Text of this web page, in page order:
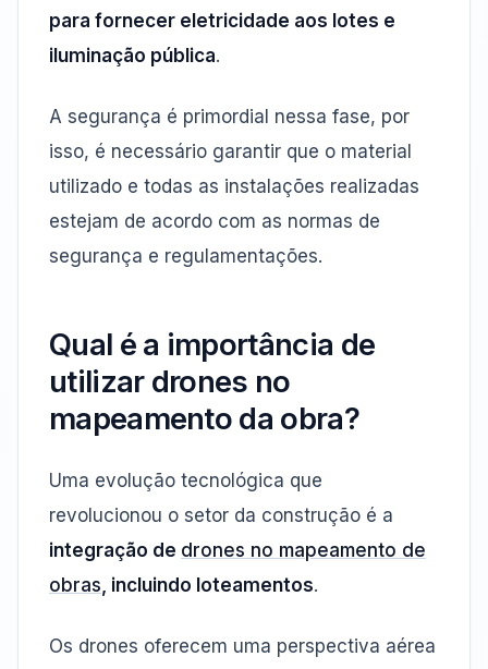
para fornecer eletricidade aos lotes e
iluminação pública.
A segurança é primordial nessa fase, por
isso, é necessário garantir que o material
utilizado e todas as instalações realizadas
estejam de acordo com as normas de
segurança e regulamentações.
Qual é a importância de
utilizar drones no
mapeamento da obra?
Uma evolução tecnológica que
revolucionou o setor da construção é a
integração de drones no mapeamento de
obras, incluindo loteamentos.
Os drones oferecem uma perspectiva aérea